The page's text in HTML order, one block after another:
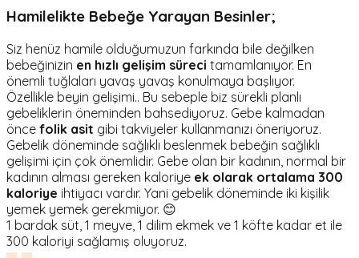
Hamilelikte Bebeğe Yarayan Besinler;
Siz henüz hamile olduğumuzun farkında bile değilken
bebeğinizin en hızlı gelişim süreci tamamlanıyor. En
önemli tuğlaları yavaş yavaş konulmaya başlıyor.
Özellikle beyin gelişimi.. Bu sebeple biz sürekli planlı
gebeliklerin öneminden bahsediyoruz. Gebe kalmadan
önce folik asit gibi takviyeler kullanmanızı öneriyoruz.
Gebelik döneminde sağlıklı beslenmek bebeğin sağlıklı
gelişimi için çok önemlidir. Gebe olan bir kadının, normal bir
kadının alması gereken kaloriye ek olarak ortalama 300
kaloriye ihtiyacı vardır. Yani gebelik döneminde iki kişilik
yemek yemek gerekmiyor. 😊
1 bardak süt, 1 meyve, 1 dilim ekmek ve 1 köfte kadar et ile
300 kaloriyi sağlamış oluyoruz.